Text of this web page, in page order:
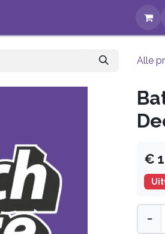
Over ons
Alle
€
−